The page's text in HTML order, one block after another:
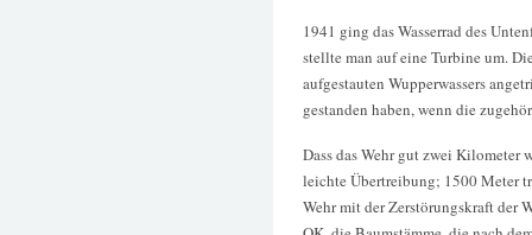
1941 ging das Wasserrad des
stellte man auf eine Turbine um.
aufgestauten Wupperwassers
gestanden haben, wenn die
Dass das Wehr gut zwei Kilometer
leichte Übertreibung; 1500 Meter
Wehr mit der Zerstörungskraft der